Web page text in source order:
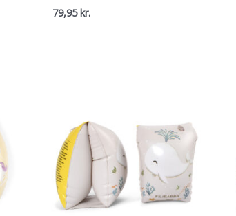
79,95kr.